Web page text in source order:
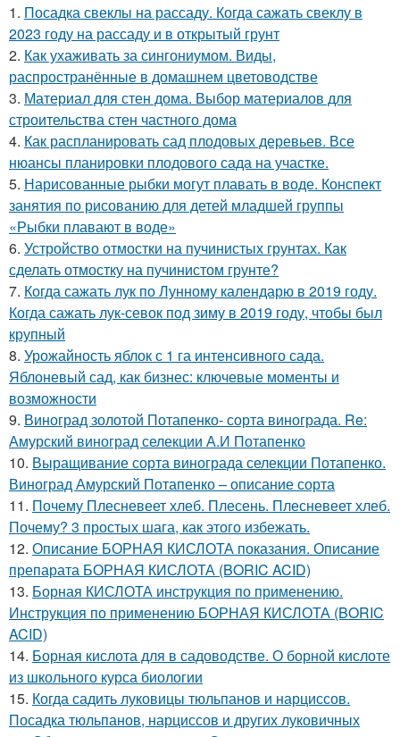
1. Посадка свеклы на рассаду. Когда сажать свеклу в
2023 году на рассаду и в открытый грунт
2. Как ухаживать за сингониумом. Виды,
распространённые в домашнем цветоводстве
3. Материал для стен дома. Выбор материалов для
строительства стен частного дома
4. Как распланировать сад плодовых деревьев. Все
нюансы планировки плодового сада на участке.
5. Нарисованные рыбки могут плавать в воде. Конспект
занятия по рисованию для детей младшей группы
«Рыбки плавают в воде»
6. Устройство отмостки на пучинистых грунтах. Как
сделать отмостку на пучинистом грунте?
7. Когда сажать лук по Лунному календарю в 2019 году.
Когда сажать лук-севок под зиму в 2019 году, чтобы был
крупный
8. Урожайность яблок с 1 га интенсивного сада.
Яблоневый сад, как бизнес: ключевые моменты и
возможности
9. Виноград золотой Потапенко- сорта винограда. Re:
Амурский виноград селекции А.И Потапенко
10. Выращивание сорта винограда селекции Потапенко.
Виноград Амурский Потапенко – описание сорта
11. Почему Плесневеет хлеб. Плесень. Плесневеет хлеб.
Почему? 3 простых шага, как этого избежать.
12. Описание БОРНАЯ КИСЛОТА показания. Описание
препарата БОРНАЯ КИСЛОТА (BORIC ACID)
13. Борная КИСЛОТА инструкция по применению.
Инструкция по применению БОРНАЯ КИСЛОТА (BORIC
ACID)
14. Борная кислота для в садоводстве. О борной кислоте
из школьного курса биологии
15. Когда садить луковицы тюльпанов и нарциссов.
Посадка тюльпанов, нарциссов и других луковичных